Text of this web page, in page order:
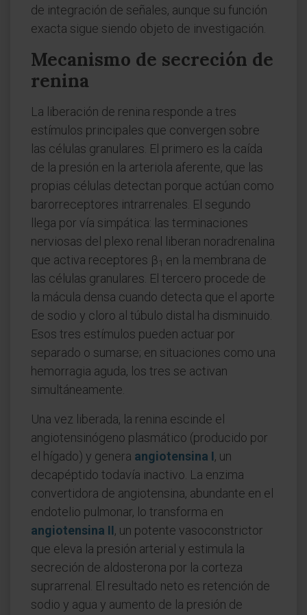
de integración de señales, aunque su función
exacta sigue siendo objeto de investigación.
Mecanismo de secreción de
renina
La liberación de renina responde a tres
estímulos principales que convergen sobre
las células granulares. El primero es la caída
de la presión en la arteriola aferente, que las
propias células detectan porque actúan como
barorreceptores intrarrenales. El segundo
llega por vía simpática: las terminaciones
nerviosas del plexo renal liberan noradrenalina
que activa receptores β 1 en la membrana de
las células granulares. El tercero procede de
la mácula densa cuando detecta que el aporte
de sodio y cloro al túbulo distal ha disminuido.
Esos tres estímulos pueden actuar por
separado o sumarse; en situaciones como una
hemorragia aguda, los tres se activan
simultáneamente.
Una vez liberada, la renina escinde el
angiotensinógeno plasmático (producido por
el hígado) y genera angiotensina I, un
decapéptido todavía inactivo. La enzima
convertidora de angiotensina, abundante en el
endotelio pulmonar, lo transforma en
angiotensina II, un potente vasoconstrictor
que eleva la presión arterial y estimula la
secreción de aldosterona por la corteza
suprarrenal. El resultado neto es retención de
sodio y agua y aumento de la presión de